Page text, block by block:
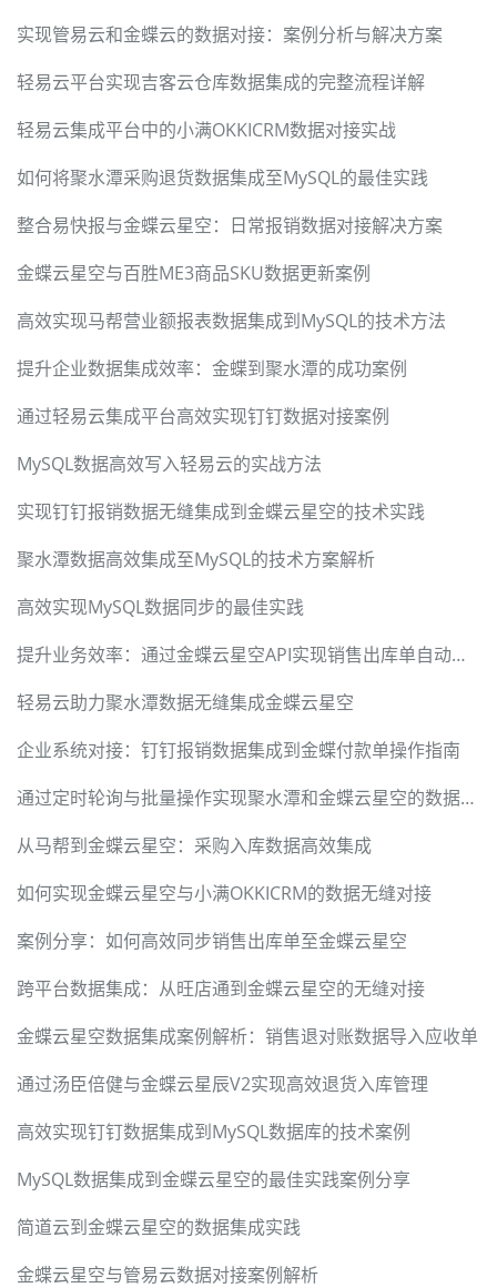
实现管易云和金蝶云的数据对接：案例分析与解决方案
轻易云平台实现吉客云仓库数据集成的完整流程详解
轻易云集成平台中的小满OKKICRM数据对接实战
如何将聚水潭采购退货数据集成至MySQL的最佳实践
整合易快报与金蝶云星空：日常报销数据对接解决方案
金蝶云星空与百胜ME3商品SKU数据更新案例
高效实现马帮营业额报表数据集成到MySQL的技术方法
提升企业数据集成效率：金蝶到聚水潭的成功案例
通过轻易云集成平台高效实现钉钉数据对接案例
MySQL数据高效写入轻易云的实战方法
实现钉钉报销数据无缝集成到金蝶云星空的技术实践
聚水潭数据高效集成至MySQL的技术方案解析
高效实现MySQL数据同步的最佳实践
提升业务效率：通过金蝶云星空API实现销售出库单自动化对接
轻易云助力聚水潭数据无缝集成金蝶云星空
企业系统对接：钉钉报销数据集成到金蝶付款单操作指南
通过定时轮询与批量操作实现聚水潭和金蝶云星空的数据集成
从马帮到金蝶云星空：采购入库数据高效集成
如何实现金蝶云星空与小满OKKICRM的数据无缝对接
案例分享：如何高效同步销售出库单至金蝶云星空
跨平台数据集成：从旺店通到金蝶云星空的无缝对接
金蝶云星空数据集成案例解析：销售退对账数据导入应收单
通过汤臣倍健与金蝶云星辰V2实现高效退货入库管理
高效实现钉钉数据集成到MySQL数据库的技术案例
MySQL数据集成到金蝶云星空的最佳实践案例分享
简道云到金蝶云星空的数据集成实践
金蝶云星空与管易云数据对接案例解析